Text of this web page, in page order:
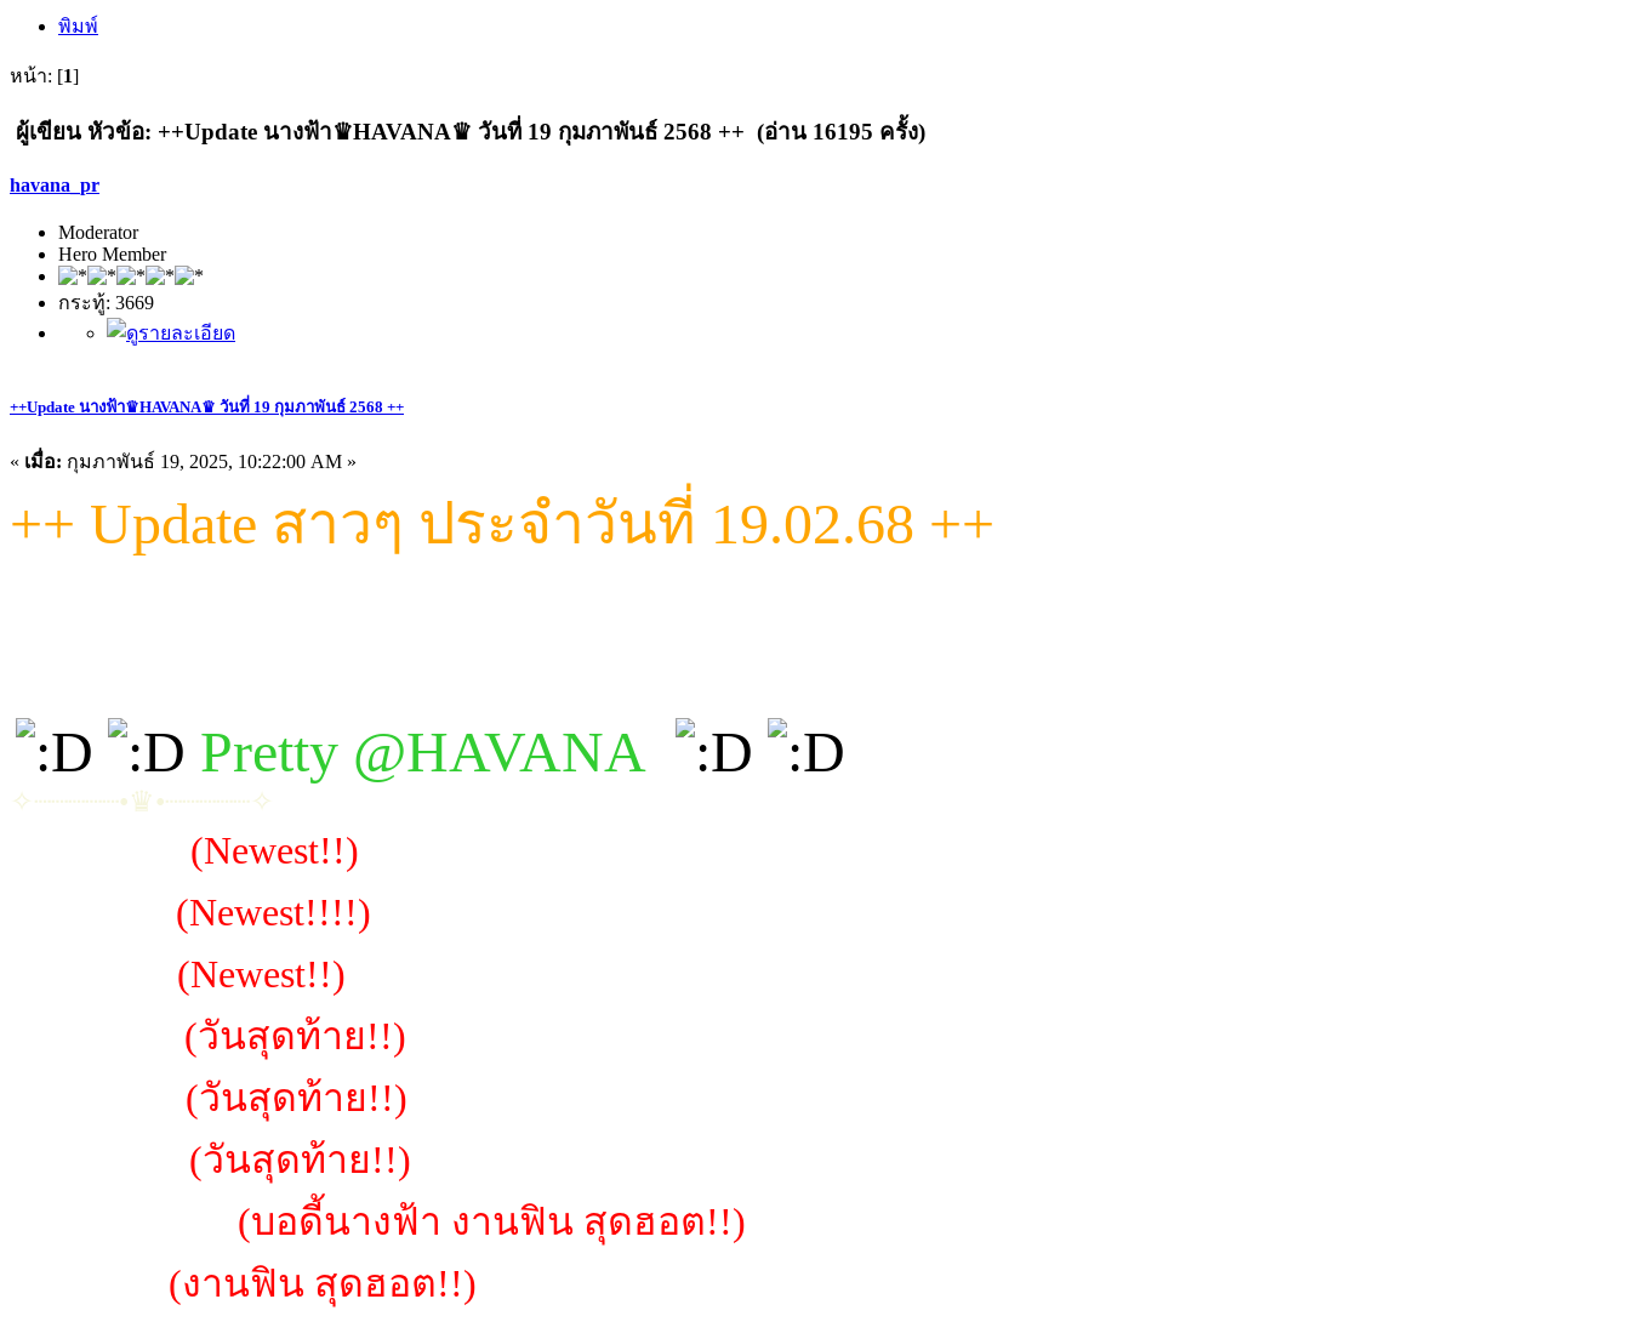
พิมพ์
หน้า: [1]
ผู้เขียน หัวข้อ: ++Update นางฟ้า♛HAVANA♛ วันที่ 19 กุมภาพันธ์ 2568 ++ (อ่าน 16195 ครั้ง)
havana_pr
Moderator
Hero Member
กระทู้: 3669
++Update นางฟ้า♛HAVANA♛ วันที่ 19 กุมภาพันธ์ 2568 ++
« เมื่อ: กุมภาพันธ์ 19, 2025, 10:22:00 AM »
++ Update สาวๆ ประจำวันที่ 19.02.68 ++
Pretty @HAVANA
✧┈┈┈┈┈•♛•┈┈┈┈┈✧
(Newest!!)
(Newest!!!!)
(Newest!!)
(วันสุดท้าย!!)
(วันสุดท้าย!!)
(วันสุดท้าย!!)
(บอดี้นางฟ้า งานฟิน สุดฮอต!!)
(งานฟิน สุดฮอต!!)